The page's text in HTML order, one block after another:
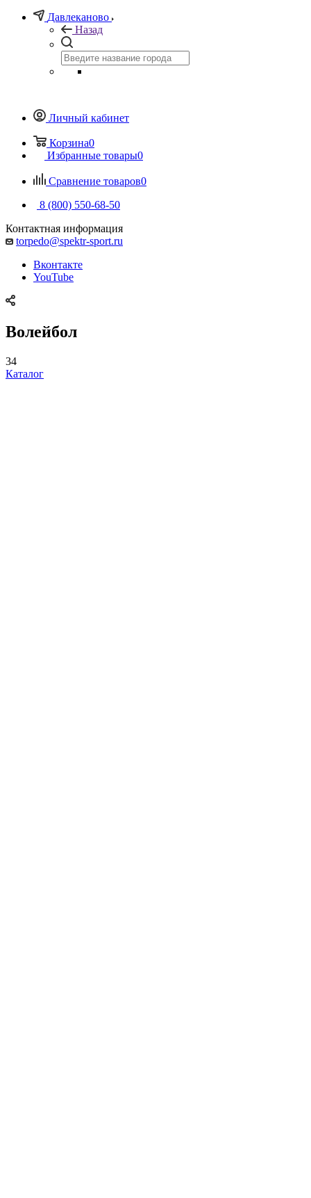
Давлеканово
Назад
Личный кабинет
Корзина0
Избранные товары0
Сравнение товаров0
8 (800) 550-68-50
Контактная информация
torpedo@spektr-sport.ru
Вконтакте
YouTube
Волейбол
34
Каталог